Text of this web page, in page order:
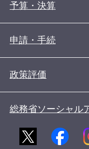
予算・決算
申請・手続
政策評価
総務省ソーシャル